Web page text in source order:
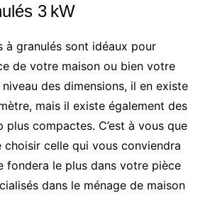
3 kW
à granulés sont idéaux pour
de votre maison ou bien votre
des dimensions, il en existe
mais il existe également des
plus compactes. C’est à vous que
choisir celle qui vous conviendra
fondera le plus dans votre pièce
dans le ménage de maison